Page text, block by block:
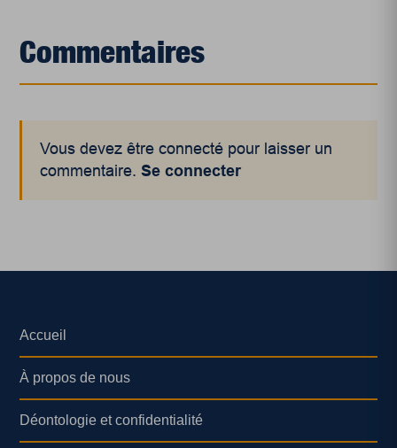
Commentaires
Vous devez être connecté pour laisser un
commentaire.Se connecter
Accueil
À propos de nous
Déontologie et confidentialité